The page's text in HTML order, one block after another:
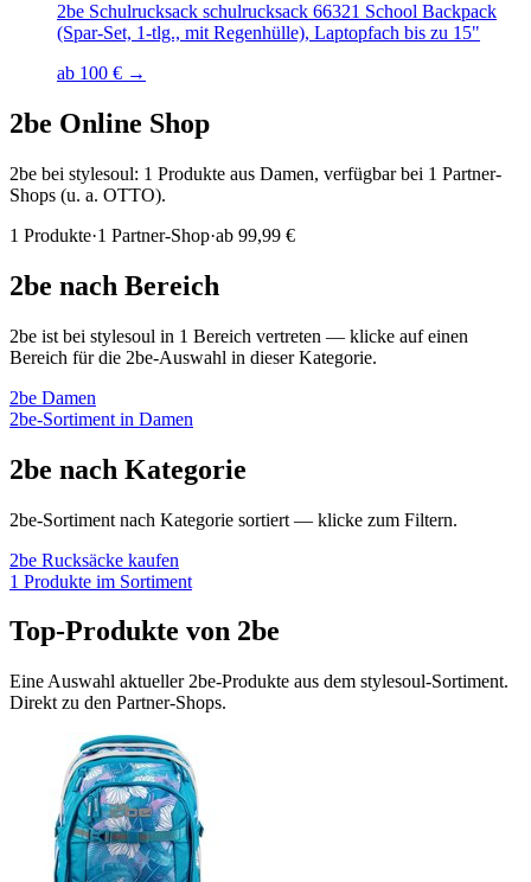
2be Schulrucksack schulrucksack 66321 School Backpack
(Spar-Set, 1-tlg., mit Regenhülle), Laptopfach bis zu 15"
ab 100 € →
2be Online Shop
2be bei stylesoul: 1 Produkte aus Damen, verfügbar bei 1 Partner-
Shops (u. a. OTTO).
1 Produkte·1 Partner-Shop·ab 99,99 €
2be nach Bereich
2be ist bei stylesoul in 1 Bereich vertreten — klicke auf einen
Bereich für die 2be-Auswahl in dieser Kategorie.
2be Damen
2be-Sortiment in Damen
2be nach Kategorie
2be-Sortiment nach Kategorie sortiert — klicke zum Filtern.
2be Rucksäcke kaufen
1 Produkte im Sortiment
Top-Produkte von 2be
Eine Auswahl aktueller 2be-Produkte aus dem stylesoul-Sortiment.
Direkt zu den Partner-Shops.